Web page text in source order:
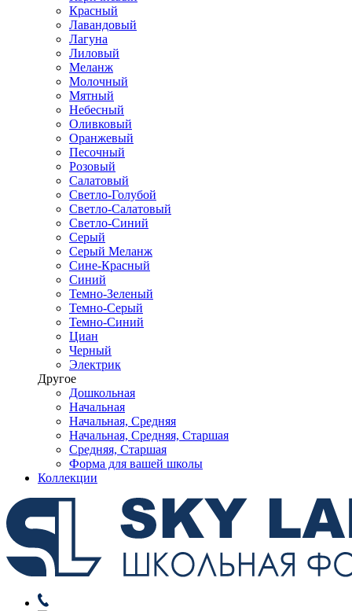
Красный
Лавандовый
Лагуна
Лиловый
Меланж
Молочный
Мятный
Небесный
Оливковый
Оранжевый
Песочный
Розовый
Салатовый
Светло-Голубой
Светло-Салатовый
Светло-Синий
Серый
Серый Меланж
Сине-Красный
Синий
Темно-Зеленый
Темно-Серый
Темно-Синий
Циан
Черный
Электрик
Другое
Дошкольная
Начальная
Начальная, Средняя
Начальная, Средняя, Старшая
Средняя, Старшая
Форма для вашей школы
Коллекции